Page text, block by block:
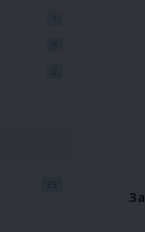
5
2
85